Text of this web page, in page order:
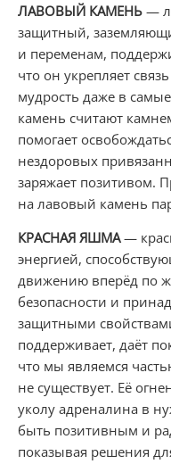
ЛАВОВЫЙ КАМЕНЬ —
защитный,
и переменам,
что он укрепляет
мудрость даже в
камень считают
помогает
нездоровых
заряжает позитивом.
на лавовый камень
КРАСНАЯ ЯШМА—
энергией,
движению вперёд по
безопасности и
защитными
поддерживает, даёт
что мы являемся
не существует. Её
уколу адреналина в
быть позитивным и
показывая решения